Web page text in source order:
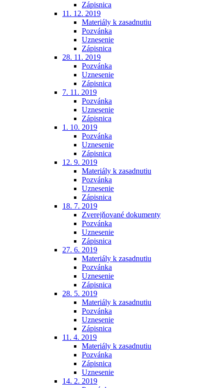
Zápisnica
11. 12. 2019
Materiály k zasadnutiu
Pozvánka
Uznesenie
Zápisnica
28. 11. 2019
Pozvánka
Uznesenie
Zápisnica
7. 11. 2019
Pozvánka
Uznesenie
Zápisnica
1. 10. 2019
Pozvánka
Uznesenie
Zápisnica
12. 9. 2019
Materiály k zasadnutiu
Pozvánka
Uznesenie
Zápisnica
18. 7. 2019
Zverejňované dokumenty
Pozvánka
Uznesenie
Zápisnica
27. 6. 2019
Materiály k zasadnutiu
Pozvánka
Uznesenie
Zápisnica
28. 5. 2019
Materiály k zasadnutiu
Pozvánka
Uznesenie
Zápisnica
11. 4. 2019
Materiály k zasadnutiu
Pozvánka
Zápisnica
Uznesenie
14. 2. 2019